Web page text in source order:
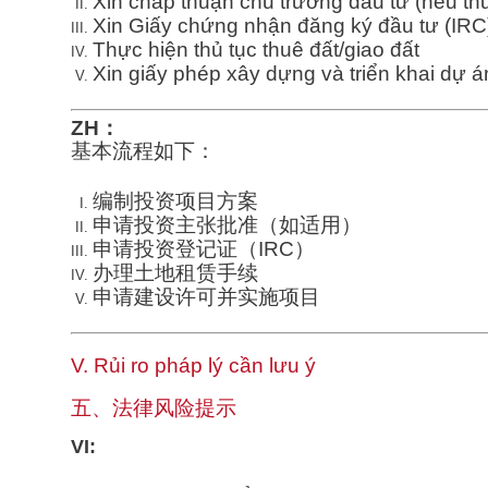
Xin Giấy chứng nhận đăng ký đầu tư
Thực hiện thủ tục thuê đất/giao đất
Xin giấy phép xây dựng và triển khai dự
ZH：
基本流程如下：
编制投资项目方案
申请投资主张批准（如适用）
申请投资登记证（IRC）
办理土地租赁手续
申请建设许可并实施项目
V. Rủi ro pháp lý cần lưu ý
五、法律风险提示
VI: